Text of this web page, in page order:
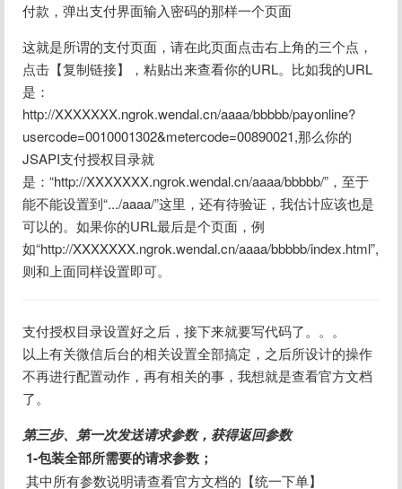
付款，弹出支付界面输入密码的那样一个页面
这就是所谓的支付页面，请在此页面点击右上角的三个点，
点击【复制链接】，粘贴出来查看你的URL。比如我的URL
是：
http://XXXXXXX.ngrok.wendal.cn/aaaa/bbbbb/payonline?
usercode=0010001302&metercode=00890021,那么你的
JSAPI支付授权目录就
是：“http://XXXXXXX.ngrok.wendal.cn/aaaa/bbbbb/”，至于
能不能设置到“.../aaaa/”这里，还有待验证，我估计应该也是
可以的。如果你的URL最后是个页面，例
如“http://XXXXXXX.ngrok.wendal.cn/aaaa/bbbbb/index.html”,
则和上面同样设置即可。
支付授权目录设置好之后，接下来就要写代码了。。。
以上有关微信后台的相关设置全部搞定，之后所设计的操作
不再进行配置动作，再有相关的事，我想就是查看官方文档
了。
第三步、第一次发送请求参数，获得返回参数
1-包装全部所需要的请求参数；